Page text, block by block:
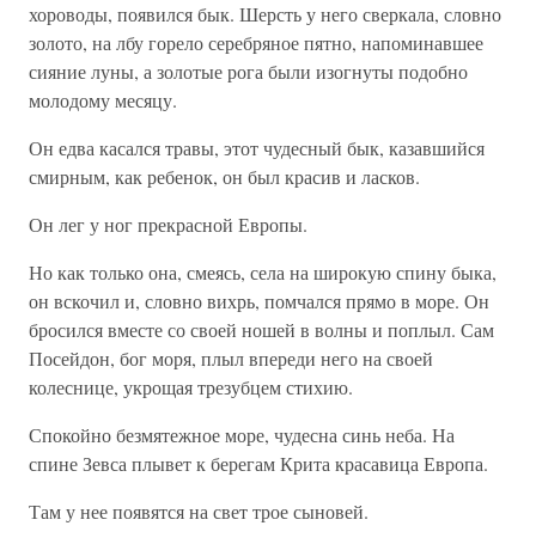
хороводы, появился бык. Шерсть у него сверкала, словно
золото, на лбу горело серебряное пятно, напоминавшее
сияние луны, а золотые рога были изогнуты подобно
молодому месяцу.
Он едва касался травы, этот чудесный бык, казавшийся
смирным, как ребенок, он был красив и ласков.
Он лег у ног прекрасной Европы.
Но как только она, смеясь, села на широкую спину быка,
он вскочил и, словно вихрь, помчался прямо в море. Он
бросился вместе со своей ношей в волны и поплыл. Сам
Посейдон, бог моря, плыл впереди него на своей
колеснице, укрощая трезубцем стихию.
Спокойно безмятежное море, чудесна синь неба. На
спине Зевса плывет к берегам Крита красавица Европа.
Там у нее появятся на свет трое сыновей.